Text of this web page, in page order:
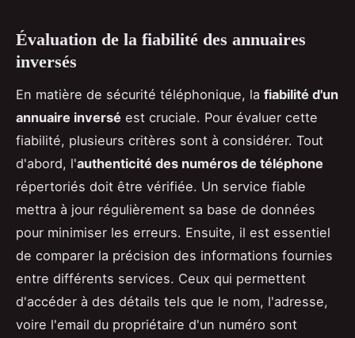
Évaluation de la fiabilité des annuaires
inversés
En matière de sécurité téléphonique, la fiabilité d'un
annuaire inversé est cruciale. Pour évaluer cette
fiabilité, plusieurs critères sont à considérer. Tout
d'abord, l'authenticité des numéros de téléphone
répertoriés doit être vérifiée. Un service fiable
mettra à jour régulièrement sa base de données
pour minimiser les erreurs. Ensuite, il est essentiel
de comparer la précision des informations fournies
entre différents services. Ceux qui permettent
d'accéder à des détails tels que le nom, l'adresse,
voire l'email du propriétaire d'un numéro sont